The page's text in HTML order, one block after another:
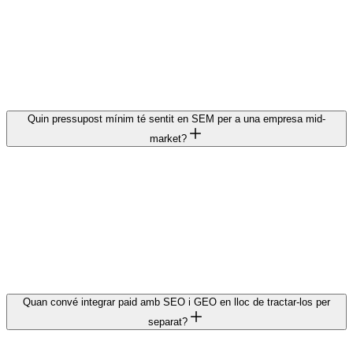
Quin pressupost mínim té sentit en SEM per a una empresa mid-
market?
Quan convé integrar paid amb SEO i GEO en lloc de tractar-los per
separat?